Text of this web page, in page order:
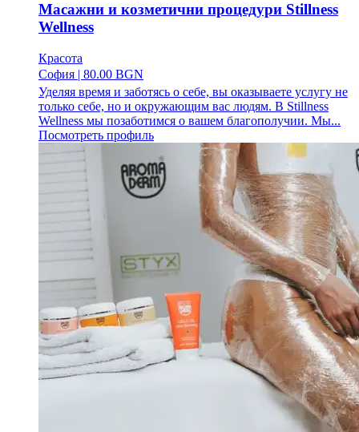
Масажни и козметични процедури Stillness
Wellness
Красота
София | 80.00 BGN
Уделяя время и заботясь о себе, вы оказываете услугу не
только себе, но и окружающим вас людям. В Stillness
Wellness мы позаботимся о вашем благополучии. Мы...
Посмотреть профиль